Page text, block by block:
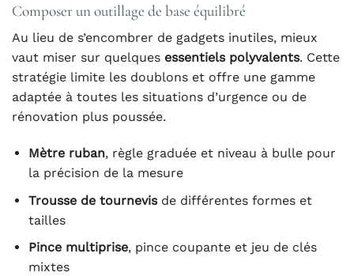
Composer un outillage de base équilibré
Au lieu de s’encombrer de gadgets inutiles, mieux
vaut miser sur quelques essentiels polyvalents. Cette
stratégie limite les doublons et offre une gamme
adaptée à toutes les situations d’urgence ou de
rénovation plus poussée.
Mètre ruban, règle graduée et niveau à bulle pour
la précision de la mesure
Trousse de tournevisde différentes formes et
tailles
Pince multiprise, pince coupante et jeu de clés
mixtes